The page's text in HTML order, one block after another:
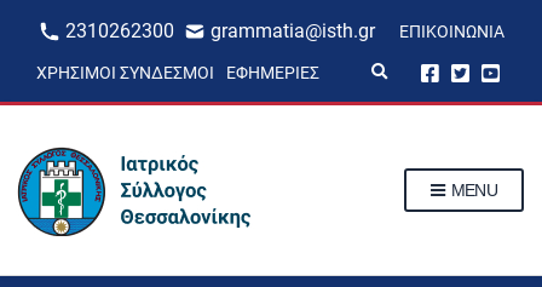
2310262300 grammatia@isth.gr ΕΠΙΚΟΙΝΩΝΊΑ
ΧΡΉΣΙΜΟΙ ΣΎΝΔΕΣΜΟΙ ΕΦΗΜΕΡΊΕΣ
p
MENU